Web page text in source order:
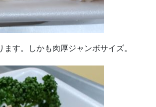
す。しかも肉厚ジャンボサイズ。